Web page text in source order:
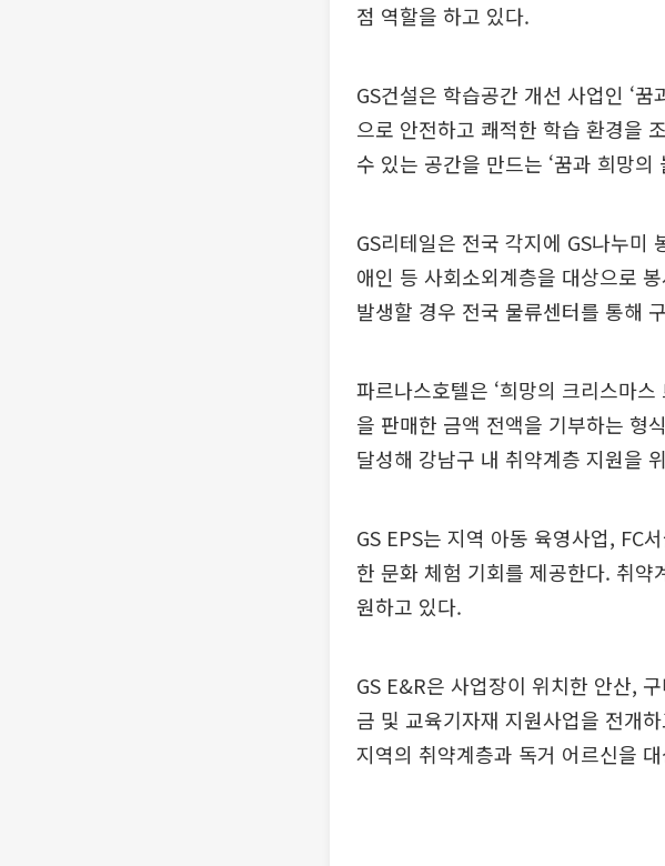
점 역할을 하고 있다.
GS건설은 학습공간 개선 사업인 ‘
으로 안전하고 쾌적한 학습 환경을
수 있는 공간을 만드는 ‘꿈과 희망의
GS리테일은 전국 각지에 GS나누
애인 등 사회소외계층을 대상으로
발생할 경우 전국 물류센터를 통해
파르나스호텔은 ‘희망의 크리스마
을 판매한 금액 전액을 기부하는 형
달성해 강남구 내 취약계층 지원을
GS EPS는 지역 아동 육영사업, FC
한 문화 체험 기회를 제공한다. 취
원하고 있다.
GS E&R은 사업장이 위치한 안산,
금 및 교육기자재 지원사업을 전개
지역의 취약계층과 독거 어르신을